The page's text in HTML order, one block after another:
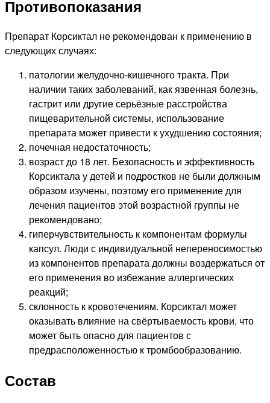
Противопоказания
Препарат Корсиктал не рекомендован к применению в
следующих случаях:
патологии желудочно-кишечного тракта. При
наличии таких заболеваний, как язвенная болезнь,
гастрит или другие серьёзные расстройства
пищеварительной системы, использование
препарата может привести к ухудшению состояния;
почечная недостаточность;
возраст до 18 лет. Безопасность и эффективность
Корсиктала у детей и подростков не были должным
образом изучены, поэтому его применение для
лечения пациентов этой возрастной группы не
рекомендовано;
гиперчувствительность к компонентам формулы
капсул. Люди с индивидуальной непереносимостью
из компонентов препарата должны воздержаться от
его применения во избежание аллергических
реакций;
склонность к кровотечениям. Корсиктал может
оказывать влияние на свёртываемость крови, что
может быть опасно для пациентов с
предрасположенностью к тромбообразованию.
Состав